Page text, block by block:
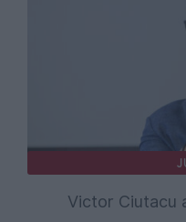
Victor Ciutacu